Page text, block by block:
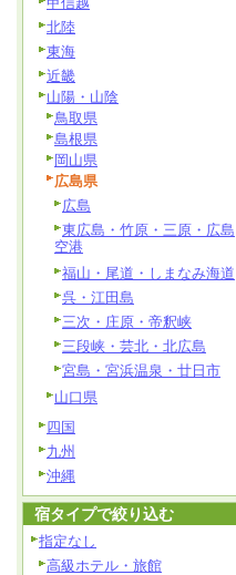
北陸
東海
近畿
山陽・山陰
鳥取県
島根県
岡山県
広島県
広島
東広島・竹原・三原・広島
空港
福山・尾道・しまなみ海道
呉・江田島
三次・庄原・帝釈峡
三段峡・芸北・北広島
宮島・宮浜温泉・廿日市
山口県
四国
九州
沖縄
宿タイプで絞り込む
指定なし
高級ホテル・旅館